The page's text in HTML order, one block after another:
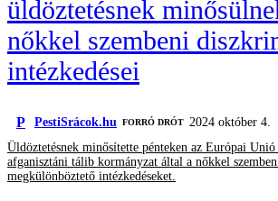
üldöztetésnek
nőkkel szembeni
intézkedései
P PestiSrácok.hu FORRÓ DRÓT
2024 október 4.
Üldöztetésnek minősítette pénteken az Európai Unió
afganisztáni tálib kormányzat által a nőkkel
megkülönböztető intézkedéseket.